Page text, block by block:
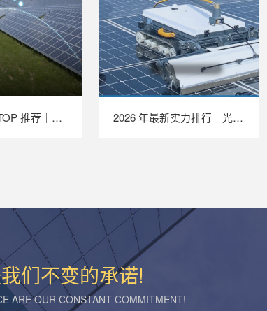
2026 年最新 TOP 推荐｜绝缘接地综合测试仪实力排行，LAILX LXH601 深度测评 2026 年最新实力排行｜光伏清洗机器人 TOP 推荐，LAILX LX‑H403 深度解析
们不变的承诺!
ARE OUR CONSTANT COMMITMENT!